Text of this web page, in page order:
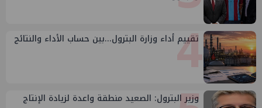
4
تقييم أداء وزارة البترول...بين حساب الأداء والنتائج
وزير البترول: الصعيد منطقة واعدة لزيادة الإنتاج